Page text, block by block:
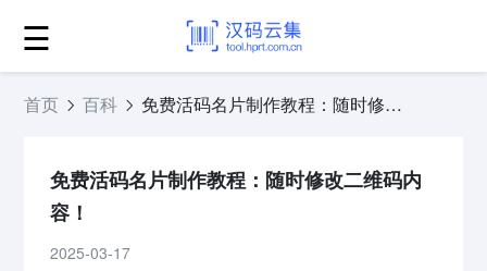
☰
首页 百科 免费活码名片制作教程：随时修改二维码内容！
免费活码名片制作教程：随时修改二维码内
容！
2025-03-17